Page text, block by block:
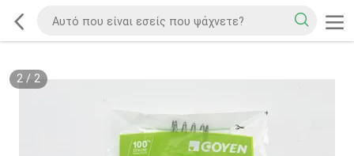
2/ 2